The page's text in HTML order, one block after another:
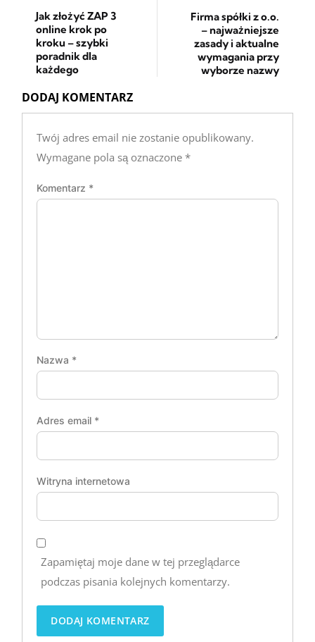
Jak złożyć ZAP 3
online krok po
kroku – szybki
poradnik dla
każdego
Firma spółki z o.o.
– najważniejsze
zasady i aktualne
wymagania przy
wyborze nazwy
DODAJ KOMENTARZ
Twój adres email nie zostanie opublikowany.
Wymagane pola są oznaczone *
Komentarz *
Nazwa *
Adres email *
Witryna internetowa
Zapamiętaj moje dane w tej przeglądarce
podczas pisania kolejnych komentarzy.